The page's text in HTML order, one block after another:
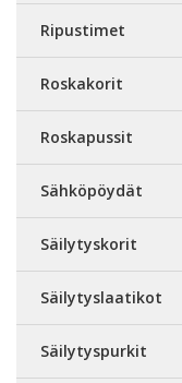
Ripustimet
Roskakorit
Roskapussit
Sähköpöydät
Säilytyskorit
Säilytyslaatikot
Säilytyspurkit